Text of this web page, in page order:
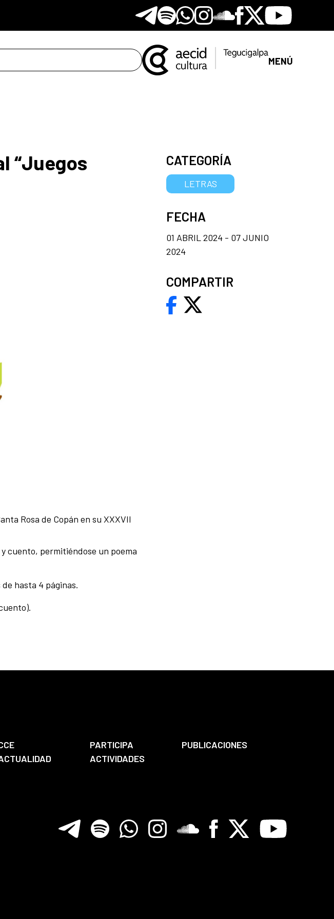
Telegram
SpotifyWhatsapp
Instagram
Soundclore
Facebook
X Youtube
MENÚ
“Juegos
Rosa de Copán en su XXXVII
cuento, permitiéndose un poema
hasta 4 páginas.
CATEGORÍA
LETRAS
FECHA
01 ABRIL 2024 - 07 JUNIO
2024
COMPARTIR
PARTICIPA
PUBLICACIONES
ACTIVIDADES
TelegramSpotify WhatsappInstagramSoundcloreFacebook
X Youtube